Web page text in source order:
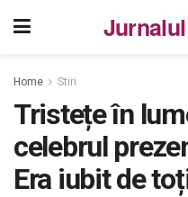
Home Stiri
Tristețe în
celebrul
Era iubit de